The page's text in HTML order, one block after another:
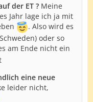
der ET ? Meine
Jahr lage ich ja mit
. Also wird es
oder so
am Ende nicht ein
eine neue
leider nicht,